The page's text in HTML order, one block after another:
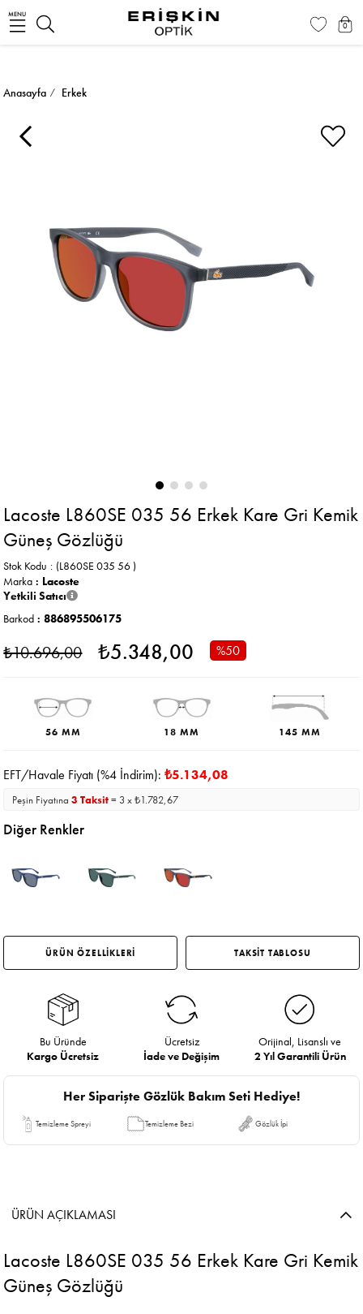
MENU
0
Anasayfa Erkek
Lacoste L860SE 035 56 Erkek Kare Gri Kemik
Güneş Gözlüğü
(L860SE 035 56 )
Stok Kodu
Marka : Lacoste
Yetkili Satıcı
Barkod : 886895506175
₺10.696,00 ₺5.348,00 %50
56 MM 18 MM 145 MM
EFT/Havale Fiyatı (%4 İndirim):₺5.134,08
Peşin Fiyatına3 Taksit= 3 x ₺1.782,67
Diğer Renkler
ÜRÜN ÖZELLİKLERİ TAKSİT TABLOSU
Bu Üründe
Kargo Ücretsiz
Ücretsiz
İade ve Değişim
Orijinal, Lisanslı ve
2 Yıl Garantili Ürün
Her Siparişte Gözlük Bakım Seti Hediye!
Temizleme Spreyi Temizleme Bezi Gözlük İpi
ÜRÜN AÇIKLAMASI
Lacoste L860SE 035 56 Erkek Kare Gri Kemik
Güneş Gözlüğü